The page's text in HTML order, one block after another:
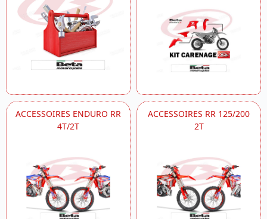
ACCESSOIRES ENDURO RR
4T/2T
ACCESSOIRES RR 125/200
2T